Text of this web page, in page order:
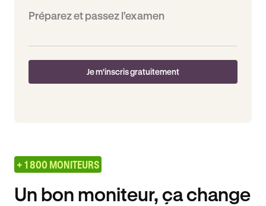
Préparez et passez l’examen
Je m'inscris gratuitement
+ 1 800 MONITEURS
Un bon moniteur, ça change